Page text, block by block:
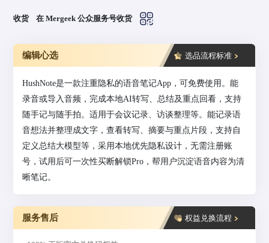
收货 在 Mergeek 公众服务号收货
编辑心选 选品流程标准
HushNote是一款注重隐私的语音笔记App，可免费使用。能
录音或导入音频，完成本地AI转写、总结及重点回看，支持
随手记与随手拍。适用于会议记录、访谈整理等。能记录语
音想法并整理成文字，查看转写、摘要与重点片段，支持自
定义总结大模型等，采用本地优先隐私设计，无需注册账
号，试用后可一次性买断解锁Pro，帮用户沉淀语音内容为清
晰笔记。
服务售后 权益兑换流程